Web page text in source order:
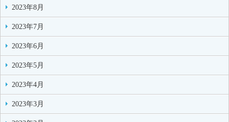
2023年8月
2023年7月
2023年6月
2023年5月
2023年4月
2023年3月